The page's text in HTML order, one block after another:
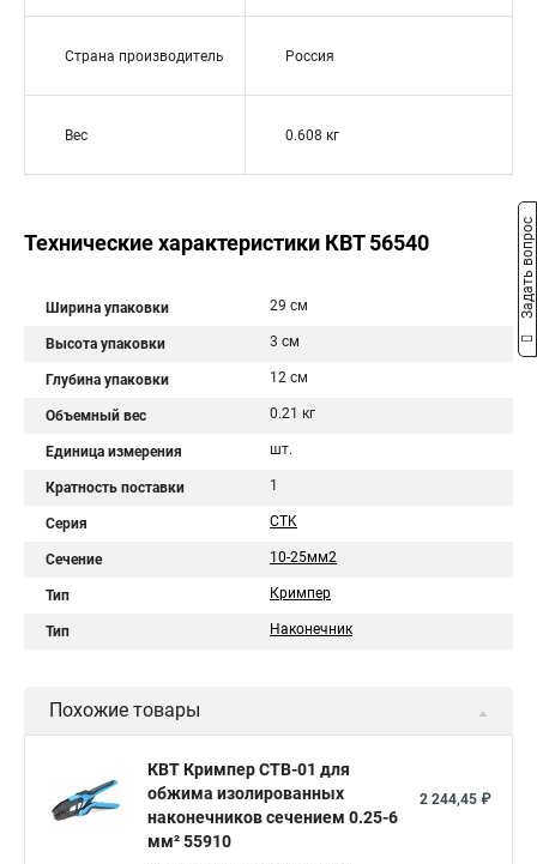
Страна производитель Россия
Вес 0.608 кг
Технические характеристики КВТ 56540
Ширина упаковки 29 см
Высота упаковки 3 см
Глубина упаковки 12 см
Объемный вес 0.21 кг
Единица измерения шт.
Кратность поставки 1
Серия CTK
Сечение 10-25мм2
Тип Кримпер
Тип Наконечник
Похожие товары
КВТ Кримпер CTB-01 для
обжима изолированных
наконечников сечением 0.25-6
мм² 55910
2 244,45 ₽
Задать вопрос